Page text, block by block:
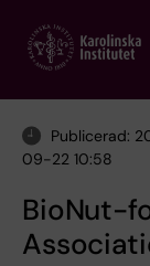
main
Publicerad:
09-22 10:58
BioNut-